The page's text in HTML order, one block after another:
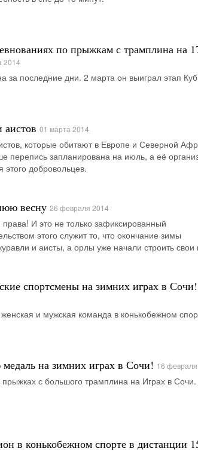
по прыжкам с трамплина на
2014
за последние дни. 2 марта он выиграл этап
аистов 01 марта 2014
которые обитают в Европе и Северной
перепись запланирована на июль, а её
добровольцев.
весну 26 февраля 2014
И это не только зафиксированный
этого служит то, что окончание зимы
и аисты, а орлы уже начали строить свои
спортсмены на зимних играх в Сочи!
и мужская команда в конькобежном
на зимних играх в Сочи! 16
с большого трамплина на Играх в Сочи.
в конькобежном спорте в дистанции